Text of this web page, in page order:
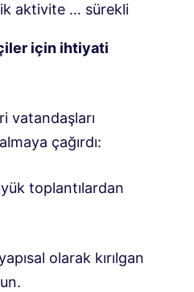
aktivite … sürekli
için ihtiyati
vatandaşları
çağırdı:
toplantılardan
olarak kırılgan